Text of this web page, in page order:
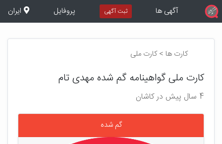
آگهی ها ثبت آگهی پروفایل ایران
کارت ها > کارت ملی
کارت ملی گواهینامه گم شده مهدی تام
4 سال پیش در کاشان
گم شده